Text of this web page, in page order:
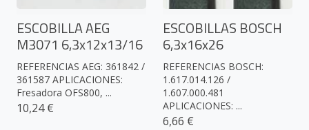
ESCOBILLA AEG
M3071 6,3x12x13/16
REFERENCIAS AEG: 361842 /
361587 APLICACIONES:
Fresadora OFS800, ...
10,24 €
ESCOBILLAS BOSCH
6,3x16x26
REFERENCIAS BOSCH:
1.617.014.126 /
1.607.000.481
APLICACIONES: ...
6,66 €